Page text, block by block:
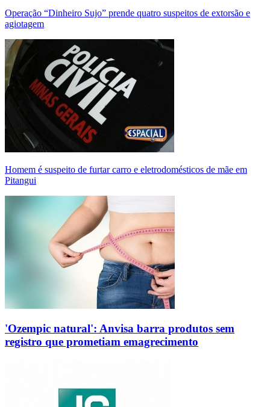
Operação “Dinheiro Sujo” prende quatro suspeitos de extorsão e
agiotagem
Homem é suspeito de furtar carro e eletrodomésticos de mãe em
Pitangui
'Ozempic natural': Anvisa barra produtos sem
registro que prometiam emagrecimento